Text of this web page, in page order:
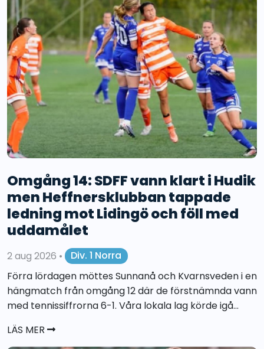
Omgång 14: SDFF vann klart i Hudik
men Heffnersklubban tappade
ledning mot Lidingö och föll med
uddamålet
2 aug 2026 •
Div. 1 Norra
Förra lördagen möttes Sunnanå och Kvarnsveden i en
hängmatch från omgång 12 där de förstnämnda vann
med tennissiffrorna 6-1. Våra lokala lag körde igå...
LÄS MER